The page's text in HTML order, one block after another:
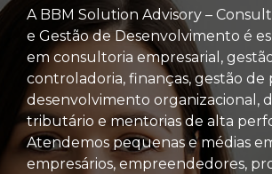
A BBM Solution Advisory –
e Gestão de Desenvolvimento é
em consultoria empresarial,
controladoria, finanças, gestão de
desenvolvimento organizacional,
tributário e mentorias de alta
Atendemos pequenas e médias
empresários, empreendedores,